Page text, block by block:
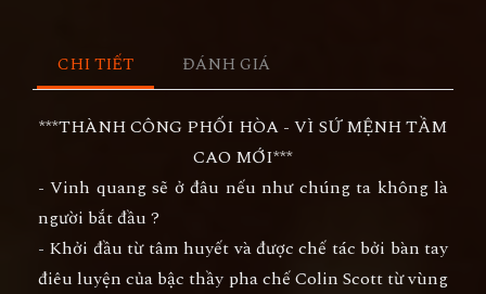
CHI TIẾT ĐÁNH GIÁ
***THÀNH CÔNG PHỐI HÒA - VÌ SỨ MỆNH TẦM
CAO MỚI***
- Vinh quang sẽ ở đâu nếu như chúng ta không là
người bắt đầu ?
- Khởi đầu từ tâm huyết và được chế tác bởi bàn tay
điêu luyện của bậc thầy pha chế Colin Scott từ vùng